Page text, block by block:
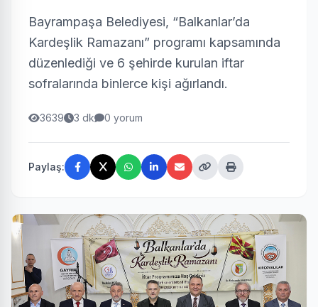
Bayrampaşa Belediyesi, “Balkanlar’da
Kardeşlik Ramazanı” programı kapsamında
düzenlediği ve 6 şehirde kurulan iftar
sofralarında binlerce kişi ağırlandı.
3639 3 dk 0 yorum
Paylaş: